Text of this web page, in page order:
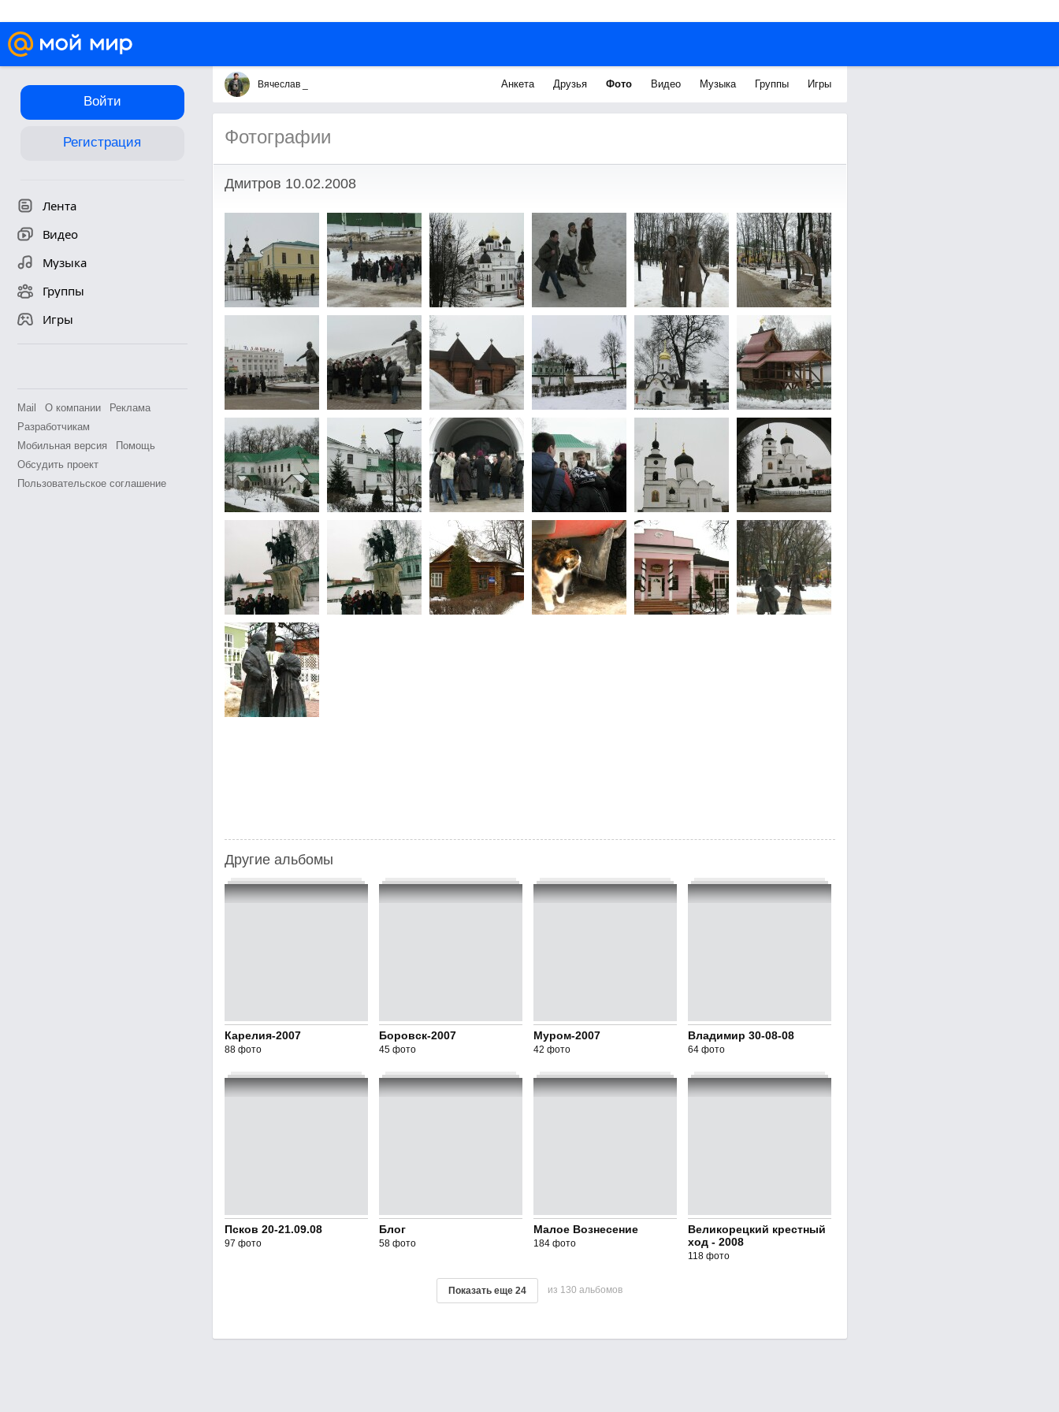
Войти
Регистрация
Лента
Видео
Музыка
Группы
Игры
Mail О компании
Реклама
Разработчикам
Мобильная версия
Помощь
Обсудить проект
Пользовательское соглашение
Вячеслав _ Анкета Друзья Фото Видео Музыка Группы Игры
Фотографии
Дмитров 10.02.2008
Другие альбомы
Карелия-2007
88 фото
Боровск-2007
45 фото
Муром-2007
42 фото
Владимир 30-08-08
64 фото
Псков 20-21.09.08
97 фото
Блог
58 фото
Малое Вознесение
184 фото
Великорецкий крестный
ход - 2008
118 фото
Показать еще 24 из 130 альбомов